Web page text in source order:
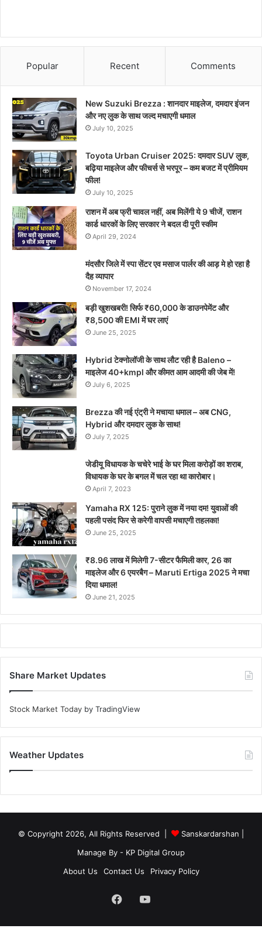
Popular Recent Comments
New Suzuki Brezza : शानदार माइलेज, दमदार इंजन
और नए लुक के साथ जल्द मचाएगी धमाल
July 10, 2025
Toyota Urban Cruiser 2025: दमदार SUV लुक,
बढ़िया माइलेज और फीचर्स से भरपूर – कम बजट में प्रीमियम
फील!
July 10, 2025
राशन में अब फ्री चावल नहीं, अब मिलेंगी ये 9 चीजें, राशन
कार्ड धारकों के लिए सरकार ने बदल दी पूरी स्कीम
April 29, 2024
मंदसौर जिले में स्पा सेंटर एव मसाज पार्लर की आड़ मे हो रहा है
दैह व्यापार
November 17, 2024
बड़ी खुशखबरी! सिर्फ ₹60,000 के डाउनपेमेंट और
₹8,500 की EMI में घर लाएं
June 25, 2025
Hybrid टेक्नोलॉजी के साथ लौट रही है Baleno –
माइलेज 40+kmpl और कीमत आम आदमी की जेब में!
July 6, 2025
Brezza की नई एंट्री ने मचाया धमाल – अब CNG,
Hybrid और दमदार लुक के साथ!
July 7, 2025
जेडीयू विधायक के चचेरे भाई के घर मिला करोड़ों का शराब,
विधायक के घर के बगल में चल रहा था कारोबार।
April 7, 2023
Yamaha RX 125: पुराने लुक में नया दम! युवाओं की
पहली पसंद फिर से करेगी वापसी मचाएगी तहलका!
June 25, 2025
₹8.96 लाख में मिलेगी 7-सीटर फैमिली कार, 26 का
माइलेज और 6 एयरबैग – Maruti Ertiga 2025 ने मचा
दिया धमाल!
June 21, 2025
Share Market Updates
Stock Market Today by TradingView
Weather Updates
© Copyright 2026, All Rights Reserved | Sanskardarshan
Manage By - KP Digital Group
About Us
Contact Us Privacy Policy
FacebookYouTube